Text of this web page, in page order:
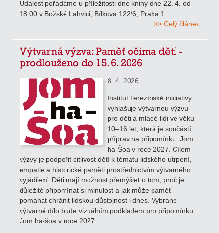
Událost pořádáme u příležitosti dne knihy dne 22. 4. od
18:00 v Božské Lahvici, Bílkova 122/6, Praha 1.
>> Celý článek
Výtvarná výzva: Paměť očima dětí -
prodlouženo do 15. 6. 2026
8. 4. 2026
Institut Terezínské iniciativy
vyhlašuje výtvarnou výzvu
pro děti a mladé lidi ve věku
10–16 let, která je součástí
příprav na připomínku Jom
ha-Šoa v roce 2027. Cílem
výzvy je podpořit citlivost dětí k tématu lidského utrpení,
empatie a historické paměti prostřednictvím výtvarného
vyjádření. Děti mají možnost přemýšlet o tom, proč je
důležité připomínat si minulost a jak může paměť
pomáhat chránit lidskou důstojnost i dnes. Vybrané
výtvarné dílo bude vizuálním podkladem pro připomínku
Jom ha-šoa v roce 2027.